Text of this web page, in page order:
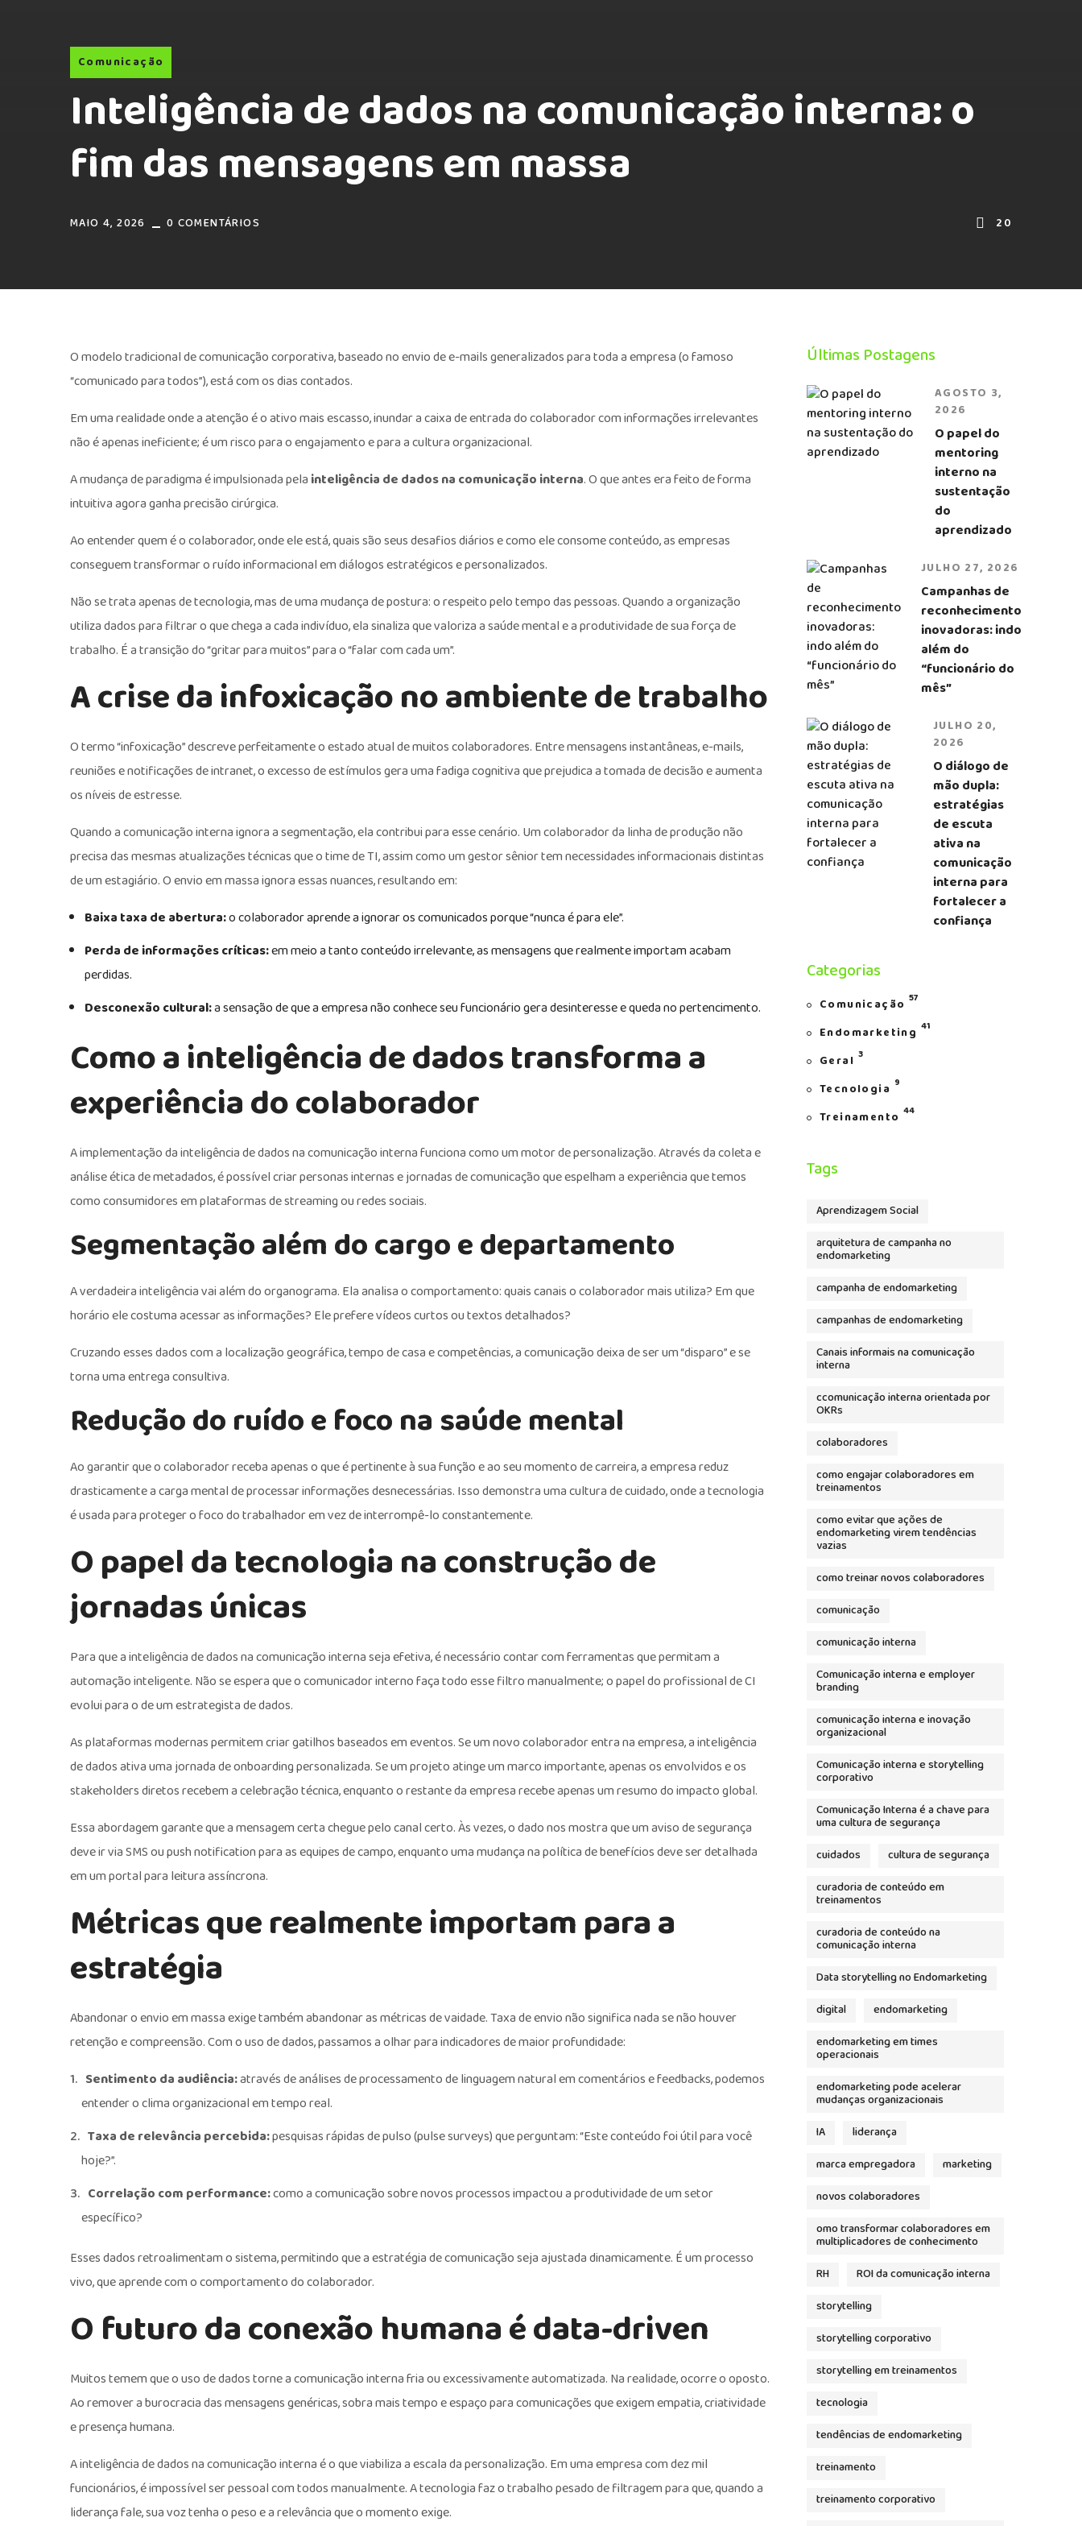
Comunicação
Inteligência de dados na comunicação interna: o
fim das mensagens em massa
MAIO 4, 2026 0 COMENTÁRIOS 20
O modelo tradicional de comunicação corporativa, baseado no envio de e-mails generalizados para toda a empresa (o famoso
“comunicado para todos”), está com os dias contados.
Em uma realidade onde a atenção é o ativo mais escasso, inundar a caixa de entrada do colaborador com informações irrelevantes
não é apenas ineficiente; é um risco para o engajamento e para a cultura organizacional.
A mudança de paradigma é impulsionada pelainteligência de dados na comunicação interna. O que antes era feito de forma
intuitiva agora ganha precisão cirúrgica.
Ao entender quem é o colaborador, onde ele está, quais são seus desafios diários e como ele consome conteúdo, as empresas
conseguem transformar o ruído informacional em diálogos estratégicos e personalizados.
Não se trata apenas de tecnologia, mas de uma mudança de postura: o respeito pelo tempo das pessoas. Quando a organização
utiliza dados para filtrar o que chega a cada indivíduo, ela sinaliza que valoriza a saúde mental e a produtividade de sua força de
trabalho. É a transição do “gritar para muitos” para o “falar com cada um”.
A crise da infoxicação no ambiente de trabalho
O termo “infoxicação” descreve perfeitamente o estado atual de muitos colaboradores. Entre mensagens instantâneas, e-mails,
reuniões e notificações de intranet, o excesso de estímulos gera uma fadiga cognitiva que prejudica a tomada de decisão e aumenta
os níveis de estresse.
Quando a comunicação interna ignora a segmentação, ela contribui para esse cenário. Um colaborador da linha de produção não
precisa das mesmas atualizações técnicas que o time de TI, assim como um gestor sênior tem necessidades informacionais distintas
de um estagiário. O envio em massa ignora essas nuances, resultando em:
Baixa taxa de abertura:o colaborador aprende a ignorar os comunicados porque “nunca é para ele”.
Perda de informações críticas:em meio a tanto conteúdo irrelevante, as mensagens que realmente importam acabam
perdidas.
Desconexão cultural:a sensação de que a empresa não conhece seu funcionário gera desinteresse e queda no pertencimento.
Como a inteligência de dados transforma a
experiência do colaborador
A implementação da inteligência de dados na comunicação interna funciona como um motor de personalização. Através da coleta e
análise ética de metadados, é possível criar personas internas e jornadas de comunicação que espelham a experiência que temos
como consumidores em plataformas de streaming ou redes sociais.
Segmentação além do cargo e departamento
A verdadeira inteligência vai além do organograma. Ela analisa o comportamento: quais canais o colaborador mais utiliza? Em que
horário ele costuma acessar as informações? Ele prefere vídeos curtos ou textos detalhados?
Cruzando esses dados com a localização geográfica, tempo de casa e competências, a comunicação deixa de ser um “disparo” e se
torna uma entrega consultiva.
Redução do ruído e foco na saúde mental
Ao garantir que o colaborador receba apenas o que é pertinente à sua função e ao seu momento de carreira, a empresa reduz
drasticamente a carga mental de processar informações desnecessárias. Isso demonstra uma cultura de cuidado, onde a tecnologia
é usada para proteger o foco do trabalhador em vez de interrompê-lo constantemente.
O papel da tecnologia na construção de
jornadas únicas
Para que a inteligência de dados na comunicação interna seja efetiva, é necessário contar com ferramentas que permitam a
automação inteligente. Não se espera que o comunicador interno faça todo esse filtro manualmente; o papel do profissional de CI
evolui para o de um estrategista de dados.
As plataformas modernas permitem criar gatilhos baseados em eventos. Se um novo colaborador entra na empresa, a inteligência
de dados ativa uma jornada de onboarding personalizada. Se um projeto atinge um marco importante, apenas os envolvidos e os
stakeholders diretos recebem a celebração técnica, enquanto o restante da empresa recebe apenas um resumo do impacto global.
Essa abordagem garante que a mensagem certa chegue pelo canal certo. Às vezes, o dado nos mostra que um aviso de segurança
deve ir via SMS ou push notification para as equipes de campo, enquanto uma mudança na política de benefícios deve ser detalhada
em um portal para leitura assíncrona.
Métricas que realmente importam para a
estratégia
Abandonar o envio em massa exige também abandonar as métricas de vaidade. Taxa de envio não significa nada se não houver
retenção e compreensão. Com o uso de dados, passamos a olhar para indicadores de maior profundidade:
Sentimento da audiência:através de análises de processamento de linguagem natural em comentários e feedbacks, podemos
entender o clima organizacional em tempo real.
Taxa de relevância percebida:pesquisas rápidas de pulso (pulse surveys) que perguntam: “Este conteúdo foi útil para você
hoje?”.
Correlação com performance:como a comunicação sobre novos processos impactou a produtividade de um setor
específico?
Esses dados retroalimentam o sistema, permitindo que a estratégia de comunicação seja ajustada dinamicamente. É um processo
vivo, que aprende com o comportamento do colaborador.
O futuro da conexão humana é data-driven
Muitos temem que o uso de dados torne a comunicação interna fria ou excessivamente automatizada. Na realidade, ocorre o oposto.
Ao remover a burocracia das mensagens genéricas, sobra mais tempo e espaço para comunicações que exigem empatia, criatividade
e presença humana.
A inteligência de dados na comunicação interna é o que viabiliza a escala da personalização. Em uma empresa com dez mil
funcionários, é impossível ser pessoal com todos manualmente. A tecnologia faz o trabalho pesado de filtragem para que, quando a
liderança fale, sua voz tenha o peso e a relevância que o momento exige.
Últimas Postagens
AGOSTO 3,
2026
O papel do
mentoring
interno na
sustentação
do
aprendizado
JULHO 27, 2026
Campanhas de
reconhecimento
inovadoras: indo
além do
“funcionário do
mês”
JULHO 20,
2026
O diálogo de
mão dupla:
estratégias
de escuta
ativa na
comunicação
interna para
fortalecer a
confiança
Categorias
Comunicação 57
Endomarketing 41
Geral 3
Tecnologia 9
Treinamento 44
Tags
Aprendizagem Social
arquitetura de campanha no
endomarketing
campanha de endomarketing
campanhas de endomarketing
Canais informais na comunicação
interna
ccomunicação interna orientada por
OKRs
colaboradores
como engajar colaboradores em
treinamentos
como evitar que ações de
endomarketing virem tendências
vazias
como treinar novos colaboradores
comunicação
comunicação interna
Comunicação interna e employer
branding
comunicação interna e inovação
organizacional
Comunicação interna e storytelling
corporativo
Comunicação Interna é a chave para
uma cultura de segurança
cuidados
cultura de segurança
curadoria de conteúdo em
treinamentos
curadoria de conteúdo na
comunicação interna
Data storytelling no Endomarketing
digital
endomarketing
endomarketing em times
operacionais
endomarketing pode acelerar
mudanças organizacionais
IA
liderança
marca empregadora
marketing
novos colaboradores
omo transformar colaboradores em
multiplicadores de conhecimento
RH
ROI da comunicação interna
storytelling
storytelling corporativo
storytelling em treinamentos
tecnologia
tendências de endomarketing
treinamento
treinamento corporativo